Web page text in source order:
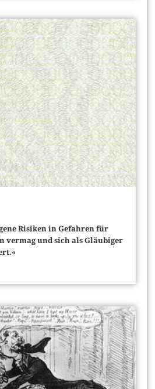
Risiken in Gefahren für
vermag und sich als ­Gläubiger